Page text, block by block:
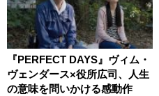
『PERFECT DAYS』ヴィム・
ヴェンダース×役所広司、人生
の意味を問いかける感動作